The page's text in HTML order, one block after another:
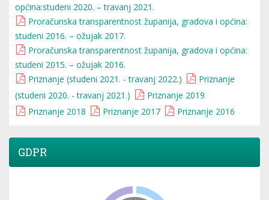
općina:studeni 2020. – travanj 2021.
Proračunska transparentnost županija, gradova i općina:
studeni 2016. – ožujak 2017.
Proračunska transparentnost županija, gradova i općina:
studeni 2015. – ožujak 2016.
Priznanje (studeni 2021. - travanj 2022.)
Priznanje
(studeni 2020. - travanj 2021.)
Priznanje 2019
Priznanje 2018
Priznanje 2017 Priznanje 2016
GDPR